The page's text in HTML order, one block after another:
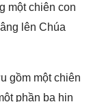
một chiên con
lên Chúa
gồm một chiên
phần ba hin